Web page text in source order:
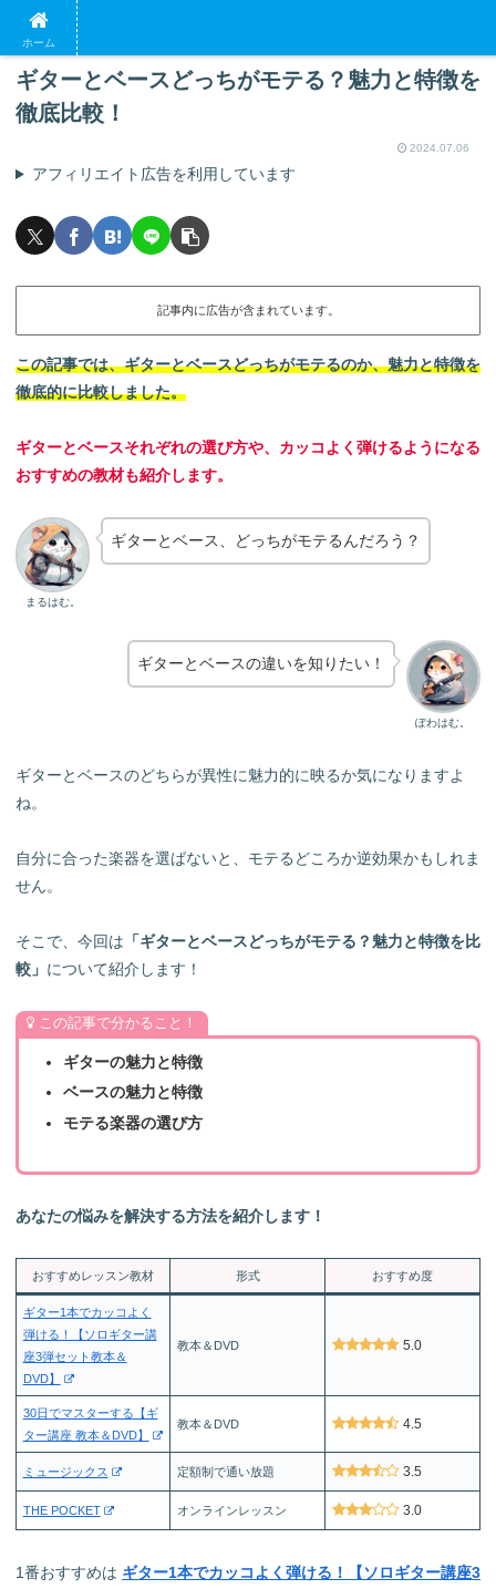
PR
ギターとベースどっちがモテる？魅力と特徴を
徹底比較！
2024.07.06
アフィリエイト広告を利用しています
記事内に広告が含まれています。
この記事では、ギターとベースどっちがモテるのか、魅力と特徴を
徹底的に比較しました。
ギターとベースそれぞれの選び方や、カッコよく弾けるようになる
おすすめの教材も紹介します。
まるはむ。
ギターとベース、どっちがモテるんだろう？
ぽわはむ。
ギターとベースの違いを知りたい！
ギターとベースのどちらが異性に魅力的に映るか気になりますよ
ね。
自分に合った楽器を選ばないと、モテるどころか逆効果かもしれま
せん。
そこで、今回は 「ギターとベースどっちがモテる？魅力と特徴を比
較」 について紹介します！
この記事で分かること！
ギターの魅力と特徴
ベースの魅力と特徴
モテる楽器の選び方
あなたの悩みを解決する方法を紹介します！
おすすめレッスン教材 形式 おすすめ度
ギター1本でカッコよく
弾ける！【ソロギター講
座3弾セット教本＆
DVD】
教本＆DVD 5.0
30日でマスターする【ギ
ター講座 教本＆DVD】
教本＆DVD 4.5
ミュージックス 定額制で通い放題 3.5
THE POCKET オンラインレッスン 3.0
1番おすすめは ギター1本でカッコよく弾ける！【ソロギター講座3
ホーム